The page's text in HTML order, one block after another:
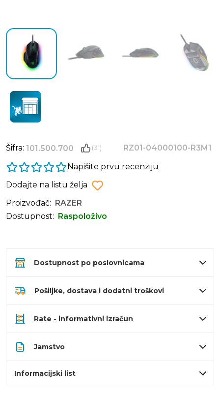
Šifra: 101.500.700 (31)
RZ01-04000100-R3M1
Napišite prvu recenziju
Dodajte na listu želja
Proizvođač:
RAZER
Dostupnost:
Raspoloživo
Dostupnost po poslovnicama
Pošiljke, dostava i dodatni troškovi
Rate - informativni izračun
Jamstvo
Informacijski list